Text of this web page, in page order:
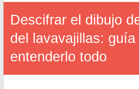
Descifrar el dibujo
del lavavajillas: guía
entenderlo todo